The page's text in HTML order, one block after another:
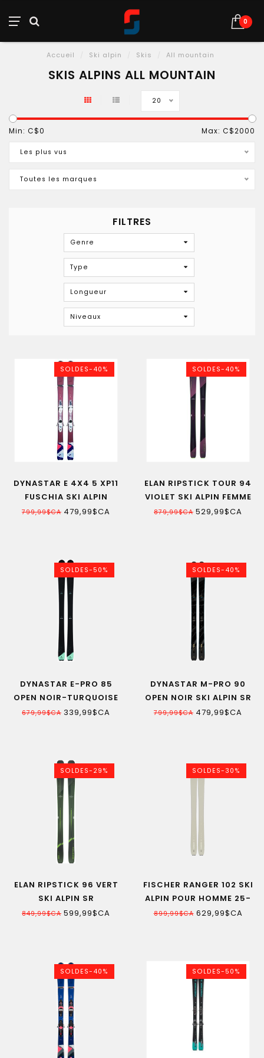
0
Accueil Ski alpin Skis All mountain
SKIS ALPINS ALL MOUNTAIN
20
Min: C$0 Max: C$2000
Les plus vus
Toutes les marques
FILTRES
Genre
Type
Longueur
Niveaux
SOLDES-40%
DYNASTAR E 4X4 5 XP11
FUSCHIA SKI ALPIN
FEMME
799,99$CA 479,99$CA
SOLDES-40%
ELAN RIPSTICK TOUR 94
VIOLET SKI ALPIN FEMME
879,99$CA 529,99$CA
SOLDES-50%
DYNASTAR E-PRO 85
OPEN NOIR-TURQUOISE
SKI ALPIN FEMME
679,99$CA 339,99$CA
SOLDES-40%
DYNASTAR M-PRO 90
OPEN NOIR SKI ALPIN SR
799,99$CA 479,99$CA
SOLDES-29%
ELAN RIPSTICK 96 VERT
SKI ALPIN SR
849,99$CA 599,99$CA
SOLDES-30%
FISCHER RANGER 102 SKI
ALPIN POUR HOMME 25-
26
899,99$CA629,99$CA
SOLDES-40% SOLDES-50%